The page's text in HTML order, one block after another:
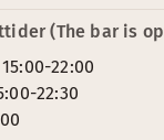
(The bar is
22:00
22:30